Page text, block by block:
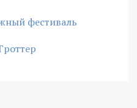
фестиваль